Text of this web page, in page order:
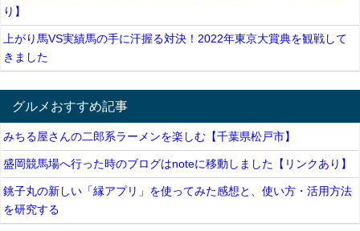
り】
上がり馬VS実績馬の手に汗握る対決！2022年東京大賞典を観戦して
きました
グルメおすすめ記事
みちる屋さんの二郎系ラーメンを楽しむ【千葉県松戸市】
盛岡競馬場へ行った時のブログはnoteに移動しました【リンクあり】
銚子丸の新しい「縁アプリ」を使ってみた感想と、使い方・活用方法
を研究する